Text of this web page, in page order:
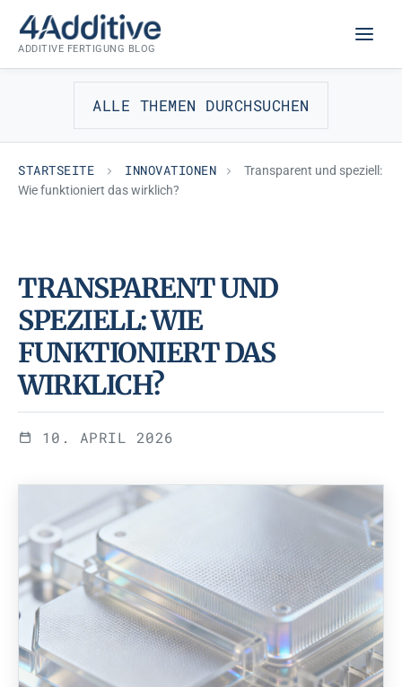
Inhalt
springen
ADDITIVE FERTIGUNG BLOG
ALLE THEMEN DURCHSUCHEN
STARTSEITE INNOVATIONEN
Transparent und speziell:
Wie funktioniert das wirklich?
INNOVATIONEN
TRANSPARENT UND
SPEZIELL: WIE
FUNKTIONIERT DAS
WIRKLICH?
10. APRIL 2026